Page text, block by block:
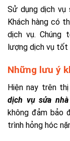
Sử dụng dịch
Khách hàng có
dịch vụ. Chúng
lượng dịch vụ tốt
Những lưu ý
Hiện nay trên
dịch vụ sửa
không đảm bảo
trình hỏng hóc